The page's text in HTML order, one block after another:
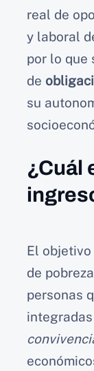
real de
y laboral
por lo que
de
su
¿Cuál
El
de
personas